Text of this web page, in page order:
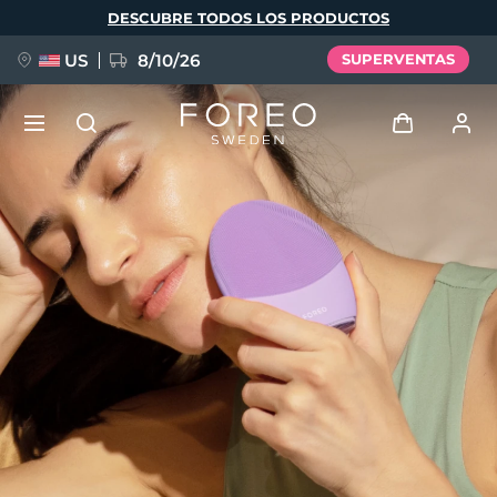
DESCUBRE TODOS LOS PRODUCTOS
US 8/10/26 SUPERVENTAS
Perfil de usuario
Mis dispositivos
Mis pedidos
Mis direcciones
Mis suscripciones
NUEVO
FAQ™ Pure Beauty-Tech Elixir
BREAKING NEWS
issa™ Teeth Whitening Set
Idioma
English Deutsch
Español
Français
Italiano
Português
Svenska
Русский
Türkçe
简体中文 繁體中文